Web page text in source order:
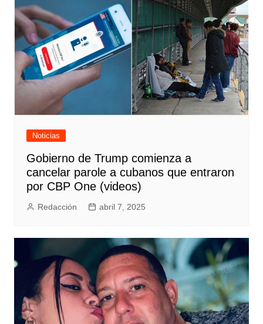
Noticias
Gobierno de Trump comienza a
cancelar parole a cubanos que entraron
por CBP One (videos)
Redacción abril 7, 2025